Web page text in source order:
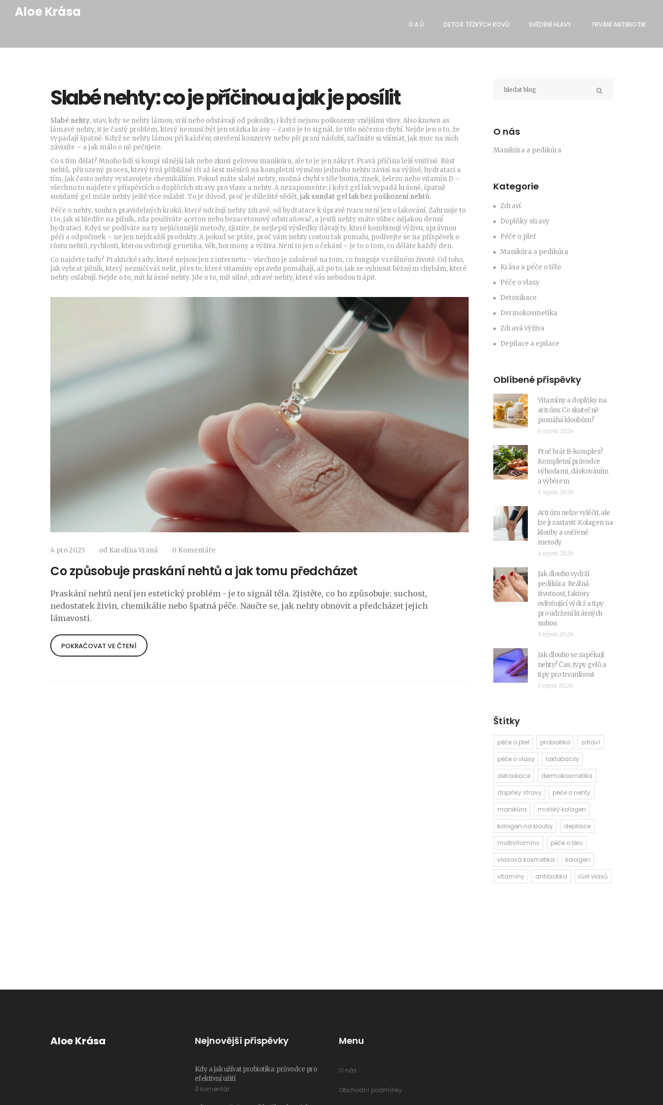
Aloe Krása
Ú A Ů DETOX TĚŽKÝCH KOVŮ SVĔDĚNÍ HLAVY TRVÁNÍ ANTIBIOTIK
Slabé nehty: co je příčinou a jak je posílit
Slabé nehty, stav, kdy se nehty lámou, vrší nebo odstávají od pokožky, i když nejsou poškozeny vnějšími vlivy. Also known as
lámavé nehty, it je častý problém, který nemusí být jen otázka krásy – často je to signál, že tělo něčemu chybí.Nejde jen o to, že
vypadají špatně. Když se nehty lámou při každém otevření konzervy nebo při praní nádobí, začínáte si všímat, jak moc na nich
závisíte – a jak málo o ně pečujete.
Co s tím dělat? Mnoho lidí si koupí silnější lak nebo zkusí gelovou manikúru, ale to je jen zákryt. Pravá příčina leží vnitřně. Růst
nehtů, přirozený proces, který trvá přibližně tři až šest měsíců na kompletní výměnu jednoho nehtuzávisí na výživě, hydrataci a
tím, jak často nehty vystavujete chemikáliím. Pokud máte slabé nehty, možná chybí v těle biotin, zinek, železo nebo vitamín D –
všechno to najdete v příspěvcích o doplňcích stravy pro vlasy a nehty. A nezapomeňte: i když gel lak vypadá krásně, špatně
sundaný gel může nehty ještě více oslabit. To je důvod, proč je důležité vědět,jak sundat gel lak bez poškození nehtů.
Péče o nehty, souhrn pravidelných kroků, které udržují nehty zdravé, od hydratace k úpravě tvaru není jen o lakování. Zahrnuje to
i to, jak si hledíte na pilník, zda používáte aceton nebo bezacetonový odstraňovač, a jestli nehty máte vůbec nějakou denní
hydrataci. Když se podíváte na ty nejúčinnější metody, zjistíte, že nejlepší výsledky dávají ty, které kombinují výživu, správnou
péči a odpočinek – ne jen nejdražší produkty. A pokud se ptáte, proč vám nehty rostou tak pomalu, podívejte se na příspěvek o
růstu nehtů,rychlosti, kterou ovlivňují genetika, věk, hormony a výživa. Není to jen o čekání – je to o tom, co děláte každý den.
Co najdete tady? Praktické rady, které nejsou jen z internetu – všechno je založené na tom, co funguje v reálném životě. Od toho,
jak vybrat pilník, který nezničí váš neht, přes to, které vitamíny opravdu pomáhají, až po to, jak se vyhnout běžným chybám, které
nehty oslabují. Nejde o to, mít krásné nehty. Jde o to, mít silné, zdravé nehty, které vás nebudou trápit.
4 pro 2025 od Karolína Vraná 0 Komentáře
Co způsobuje praskání nehtů a jak tomu předcházet
Praskání nehtů není jen estetický problém - je to signál těla. Zjistěte, co ho způsobuje: suchost,
nedostatek živin, chemikálie nebo špatná péče. Naučte se, jak nehty obnovit a předcházet jejich
lámavosti.
POKRAČOVAT VE ČTENÍ
O nás
Manikúra a pedikúra
Kategorie
Zdraví
Doplňky stravy
Péče o pleť
Manikúra a pedikúra
Krása a péče o tělo
Péče o vlasy
Detoxikace
Dermokosmetika
Zdravá výživa
Depilace a epilace
Oblíbené příspěvky
Vitamíny a doplňky na
artrózu: Co skutečně
pomáhá kloubům?
6 srpna 2026
Proč brát B-komplex?
Kompletní průvodce
výhodami, dávkováním
a výběrem
5 srpna 2026
Artrózu nelze vyléčit, ale
lze ji zastavit: Kolagen na
klouby a ověřené
metody
4 srpna 2026
Jak dlouho vydrží
pedikúra: Reálná
životnost, faktory
ovlivňující výdrž a tipy
pro udržení krásných
nohou
3 srpna 2026
Jak dlouho se zapékají
nehty? Čas, typy gelů a
tipy pro trvanlivost
1 srpna 2026
Štítky
péče o pleť probiotika
zdraví
péče o vlasy
laktobacily
detoxikace
dermokosmetika
doplňky stravy
péče o nehty
manikúra
mořský kolagen
kolagen na klouby
depilace
multivitamíny
péče o tělo
vlasová kosmetika
kolagen
vitamíny
antibiotika růst vlasů
Aloe Krása Nejnovější příspěvky
Kdy a jak užívat probiotika: průvodce pro
efektivní užití
0 komentář
Menu
O nás
Obchodní podmínky